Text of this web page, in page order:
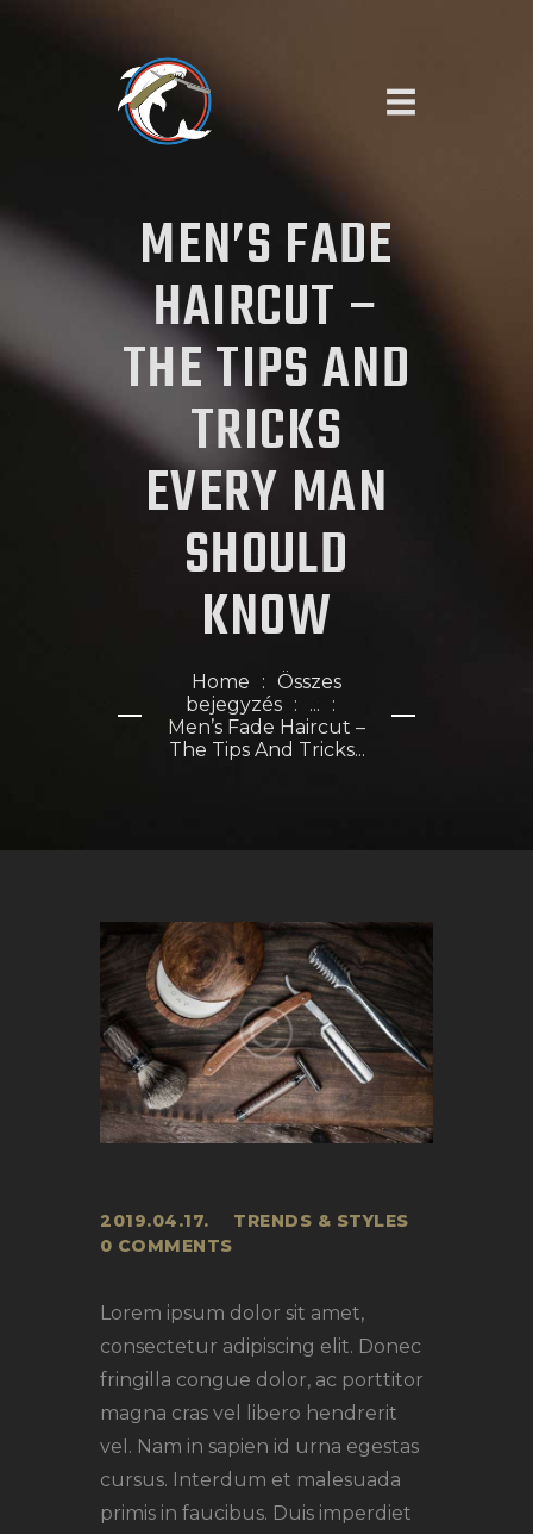
MEN’S FADE
HAIRCUT –
THE TIPS AND
TRICKS
EVERY MAN
SHOULD
KNOW
Home
Összes
bejegyzés
...
Men’s Fade Haircut –
The Tips And Tricks...
SZOLGÁLTATÁSAINK
RÓLUNK
IDŐPONTFOGLALÁS
2019.04.17.
TRENDS & STYLES
0 COMMENTS
Lorem ipsum dolor sit amet,
consectetur adipiscing elit. Donec
fringilla congue dolor, ac porttitor
magna cras vel libero hendrerit
vel. Nam in sapien id urna egestas
cursus. Interdum et malesuada
primis in faucibus. Duis imperdiet